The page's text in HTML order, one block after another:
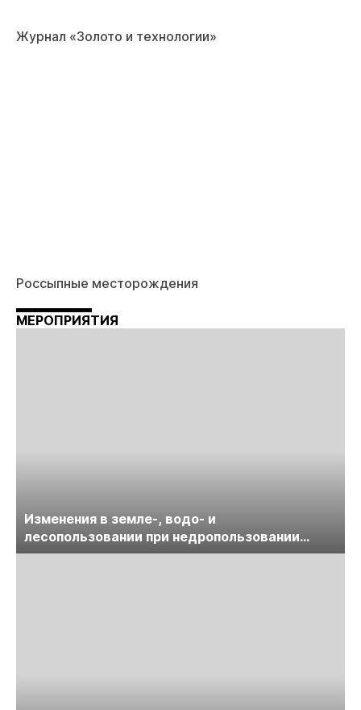
Журнал «Золото и технологии»
Россыпные месторождения
МЕРОПРИЯТИЯ
Изменения в земле-, водо- и
лесопользовании при недропользовании
обсудят на семинаре «ПравоТЭК»